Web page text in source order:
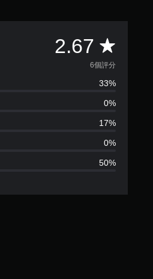
2.67 平
均
評
分
為
2
.
6個評分
33%
0%
17%
0%
50%